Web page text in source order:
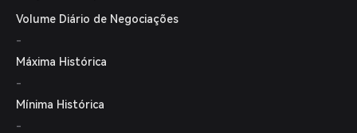
Volume Diário de Negociações
-
Máxima Histórica
-
Mínima Histórica
-